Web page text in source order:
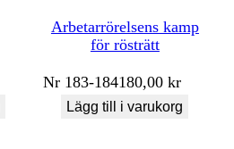
Arbetarrörelsens kamp
för rösträtt
Nr 183-184180,00kr
Lägg till i varukorg